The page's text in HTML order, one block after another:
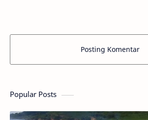
Posting Komentar
Popular Posts